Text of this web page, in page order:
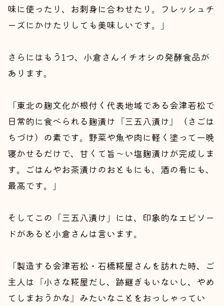
味に使ったり、お刺身に合わせたり。フレッシュチ
ーズにかけたりしても美味しいです。」
さらにはもう1つ、小倉さんイチオシの発酵食品が
あります。
「東北の麹文化が根付く代表地域である会津若松で
日常的に食べられる麹漬け『三五八漬け』（さごは
ちづけ）の素です。野菜や魚や肉に軽く塗って一晩
寝かせるだけで、甘くて旨〜い塩麹漬けが完成しま
す。ごはんやお茶漬けのおともにも、酒の肴にも、
最高です。」
そしてこの「三五八漬け」には、印象的なエピソー
ドがあると小倉さんは言います。
「製造する会津若松・石橋糀屋さんを訪れた時、ご
主人は『小さな糀屋だし、跡継ぎもいないし、やめ
てしまおうかな』みたいなことをおっしゃってい